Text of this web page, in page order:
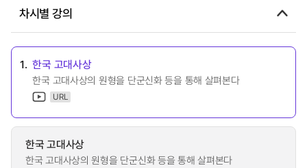
차시별 강의
1. 한국 고대사상
한국 고대사상의 원형을 단군신화 등을 통해 살펴본다
URL
한국 고대사상
한국 고대사상의 원형을 단군신화 등을 통해 살펴본다